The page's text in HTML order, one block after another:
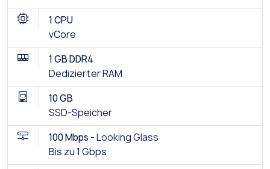
1 CPU
vCore
1 GB DDR4
Dedizierter RAM
10 GB
SSD-Speicher
100 Mbps -Looking Glass
Bis zu 1 Gbps